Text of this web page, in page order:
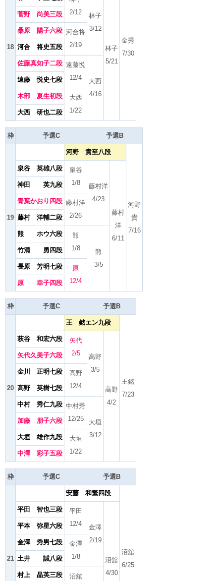
18
金秀
7/30
2/12
林子
3/12
林子
5/21
菅野 尚美三段
桑原 陽子六段 河合将
2/19
河合 将史五段
佐藤真知子二段 遠藤悦
12/4
大西
4/16
遠藤 悦史七段
木部 夏生初段
大西
1/22
大西 研也二段
枠 予選C 予選B
19
河野 貴至八段
河野
貴
7/16
泉谷 英雄八段
泉谷
1/8
藤村洋
4/23
藤村
洋
6/11
神田 英九段
青葉かおり四段 藤村洋
2/26
藤村 洋輔二段
熊 ホウ六段
熊
1/8
熊
3/5
竹清 勇四段
長原 芳明七段
原
12/4
原 幸子四段
枠 予選C 予選B
20
王 銘エン九段
王銘
7/23
萩谷 和宏六段
矢代
2/5
高野
3/5
高野
4/2
矢代久美子六段
金川 正明七段
高野
12/4
高野 英樹七段
中村 秀仁九段 中村秀
12/25
大垣
3/12
加藤 朋子六段
大垣 雄作九段
大垣
1/22
中澤 彩子五段
枠 予選C 予選B
21
安藤 和繁四段
沼舘
6/25
平田 智也三段
平田
12/4
金澤
2/19
沼舘
4/30
平本 弥星六段
金澤 秀男七段
金澤
1/8
土井 誠八段
村上 晶英三段
沼舘